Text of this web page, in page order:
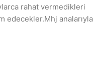
rahat vermedikleri
edecekler.Mhj analarıyla